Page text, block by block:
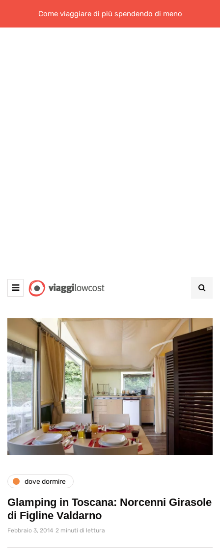
Come viaggiare di più spendendo di meno
dove dormire
Glamping in Toscana: Norcenni Girasole
di Figline Valdarno
Febbraio 3, 2014 2 minuti di lettura